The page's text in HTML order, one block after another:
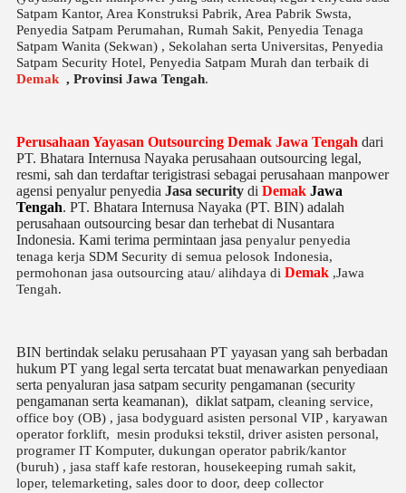
Satpam Kantor, Area Konstruksi Pabrik, Area Pabrik Swsta,
Penyedia Satpam Perumahan, Rumah Sakit, Penyedia Tenaga
Satpam Wanita (Sekwan) , Sekolahan serta Universitas, Penyedia
Satpam Security Hotel, Penyedia Satpam Murah dan terbaik di
Demak , Provinsi Jawa Tengah.
Perusahaan Yayasan Outsourcing Demak Jawa Tengah dari
PT. Bhatara Internusa Nayaka perusahaan outsourcing legal,
resmi, sah dan terdaftar terigistrasi sebagai perusahaan manpower
agensi penyalur penyedia Jasa security di Demak Jawa
Tengah. PT. Bhatara Internusa Nayaka (PT. BIN) adalah
perusahaan outsourcing besar dan terhebat di Nusantara
Indonesia. Kami terima permintaan jasa penyalur penyedia
tenaga kerja SDM Security di semua pelosok Indonesia,
permohonan jasa outsourcing atau/ alihdaya di Demak ,Jawa
Tengah.
BIN bertindak selaku perusahaan PT yayasan yang sah berbadan
hukum PT yang legal serta tercatat buat menawarkan penyediaan
serta penyaluran jasa satpam security pengamanan (security
pengamanan serta keamanan), diklat satpam, cleaning service,
office boy (OB) , jasa bodyguard asisten personal VIP , karyawan
operator forklift, mesin produksi tekstil, driver asisten personal,
programer IT Komputer, dukungan operator pabrik/kantor
(buruh) , jasa staff kafe restoran, housekeeping rumah sakit,
loper, telemarketing, sales door to door, deep collector